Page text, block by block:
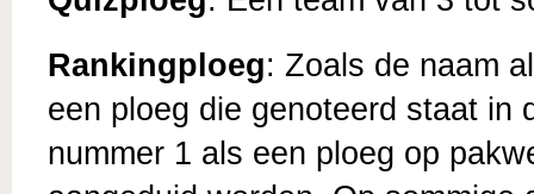
Rankingploeg: Zoals de naam
een ploeg die genoteerd staat in
nummer 1 als een ploeg op